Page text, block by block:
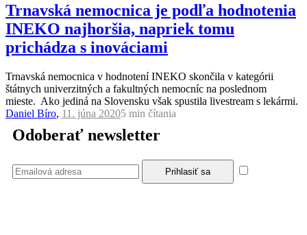
Trnavská nemocnica je podľa hodnotenia
INEKO najhoršia, napriek tomu
prichádza s inováciami
Trnavská nemocnica v hodnotení INEKO skončila v kategórii
štátnych univerzitných a fakultných nemocníc na poslednom
mieste. Ako jediná na Slovensku však spustila livestream s lekármi.
Daniel Bíro, 11. júna 20205 min čítania
Odoberať newsletter